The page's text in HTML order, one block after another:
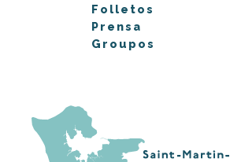
Folletos
Prensa
Groupos